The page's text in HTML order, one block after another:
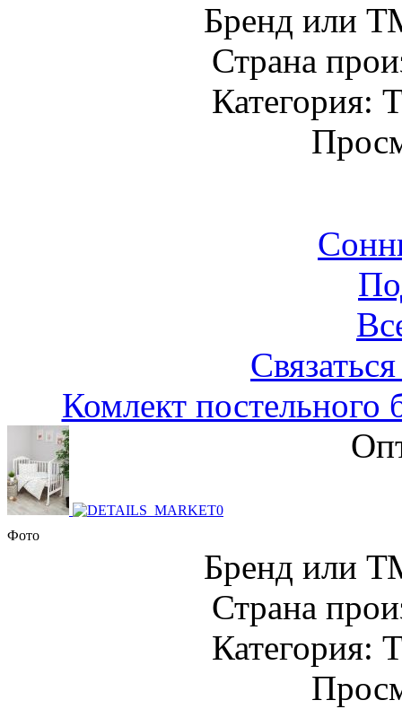
Бренд или
Страна
Категория:
Комлект
Фото
Бренд или
Страна
Категория: